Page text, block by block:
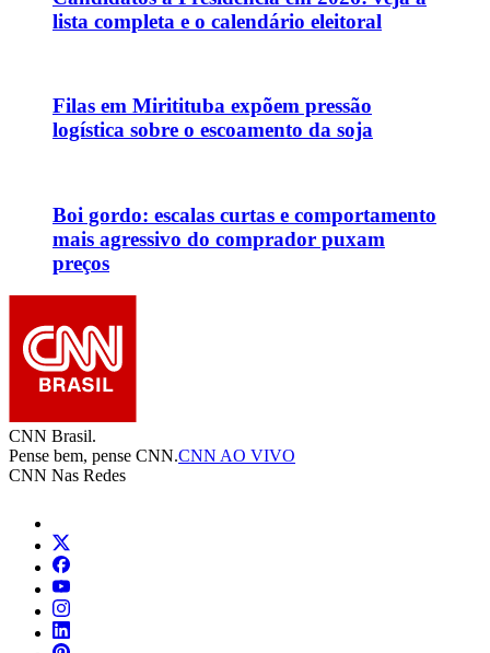
lista completa e o calendário eleitoral
Filas em Miritituba expõem pressão
logística sobre o escoamento da soja
Boi gordo: escalas curtas e comportamento
mais agressivo do comprador puxam
preços
CNN Brasil.
Pense bem, pense CNN.CNN AO VIVO
CNN Nas Redes